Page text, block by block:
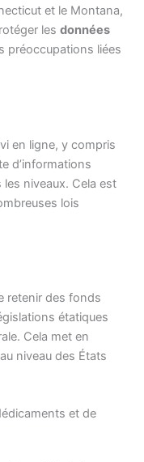
et le Montana,
lesdonnées
préoccupations liées
en ligne, y compris
d’informations
niveaux. Cela est
lois
retenir des fonds
étatiques
Cela met en
niveau des États
et de